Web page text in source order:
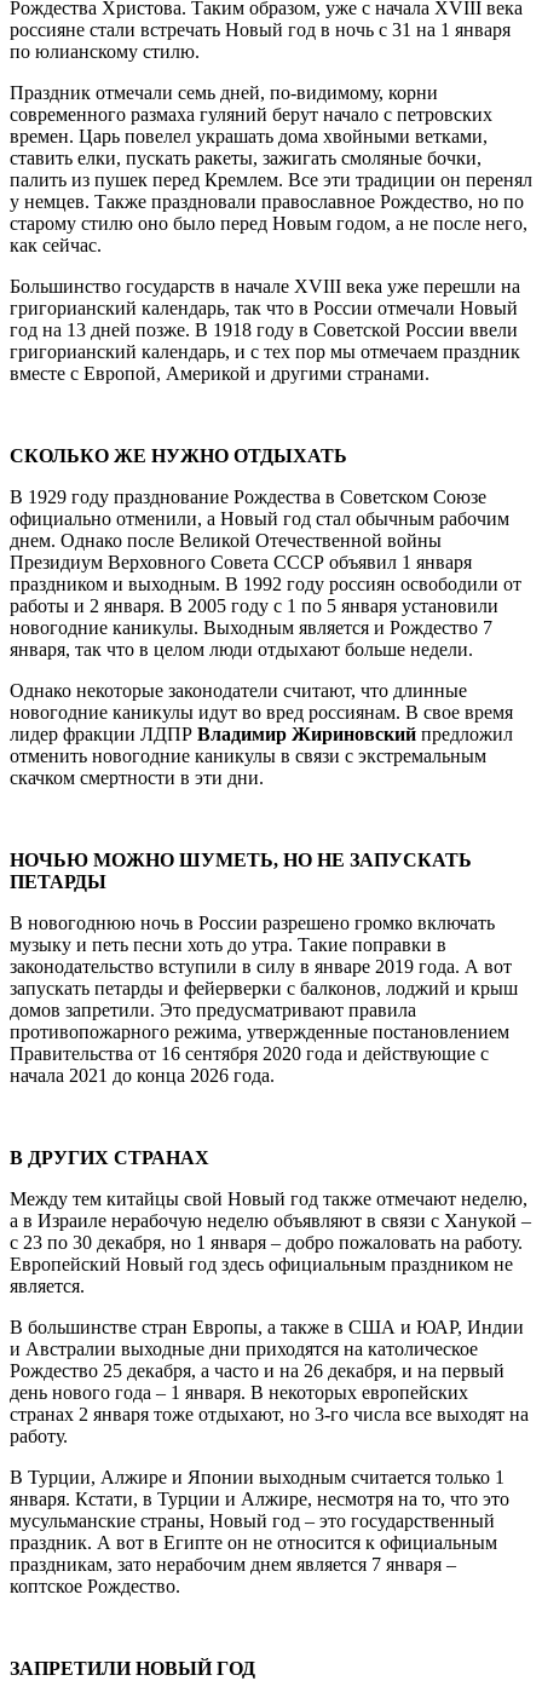
Рождества Христова. Таким образом, уже с начала XVIII века
россияне стали встречать Новый год в ночь с 31 на 1 января
по юлианскому стилю.
Праздник отмечали семь дней, по-видимому, корни
современного размаха гуляний берут начало с петровских
времен. Царь повелел украшать дома хвойными ветками,
ставить елки, пускать ракеты, зажигать смоляные бочки,
палить из пушек перед Кремлем. Все эти традиции он перенял
у немцев. Также праздновали православное Рождество, но по
старому стилю оно было перед Новым годом, а не после него,
как сейчас.
Большинство государств в начале XVIII века уже перешли на
григорианский календарь, так что в России отмечали Новый
год на 13 дней позже. В 1918 году в Советской России ввели
григорианский календарь, и с тех пор мы отмечаем праздник
вместе с Европой, Америкой и другими странами.
СКОЛЬКО ЖЕ НУЖНО ОТДЫХАТЬ
В 1929 году празднование Рождества в Советском Союзе
официально отменили, а Новый год стал обычным рабочим
днем. Однако после Великой Отечественной войны
Президиум Верховного Совета СССР объявил 1 января
праздником и выходным. В 1992 году россиян освободили от
работы и 2 января. В 2005 году с 1 по 5 января установили
новогодние каникулы. Выходным является и Рождество 7
января, так что в целом люди отдыхают больше недели.
Однако некоторые законодатели считают, что длинные
новогодние каникулы идут во вред россиянам. В свое время
лидер фракции ЛДПР Владимир Жириновский предложил
отменить новогодние каникулы в связи с экстремальным
скачком смертности в эти дни.
НОЧЬЮ МОЖНО ШУМЕТЬ, НО НЕ ЗАПУСКАТЬ
ПЕТАРДЫ
В новогоднюю ночь в России разрешено громко включать
музыку и петь песни хоть до утра. Такие поправки в
законодательство вступили в силу в январе 2019 года. А вот
запускать петарды и фейерверки с балконов, лоджий и крыш
домов запретили. Это предусматривают правила
противопожарного режима, утвержденные постановлением
Правительства от 16 сентября 2020 года и действующие с
начала 2021 до конца 2026 года.
В ДРУГИХ СТРАНАХ
Между тем китайцы свой Новый год также отмечают неделю,
а в Израиле нерабочую неделю объявляют в связи с Ханукой –
с 23 по 30 декабря, но 1 января – добро пожаловать на работу.
Европейский Новый год здесь официальным праздником не
является.
В большинстве стран Европы, а также в США и ЮАР, Индии
и Австралии выходные дни приходятся на католическое
Рождество 25 декабря, а часто и на 26 декабря, и на первый
день нового года – 1 января. В некоторых европейских
странах 2 января тоже отдыхают, но 3-го числа все выходят на
работу.
В Турции, Алжире и Японии выходным считается только 1
января. Кстати, в Турции и Алжире, несмотря на то, что это
мусульманские страны, Новый год – это государственный
праздник. А вот в Египте он не относится к официальным
праздникам, зато нерабочим днем является 7 января –
коптское Рождество.
ЗАПРЕТИЛИ НОВЫЙ ГОД